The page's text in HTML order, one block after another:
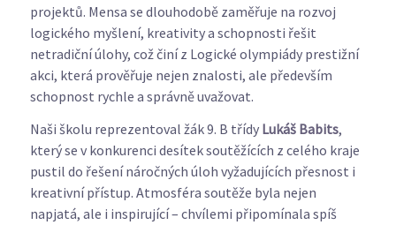
projektů. Mensa se dlouhodobě zaměřuje na rozvoj
logického myšlení, kreativity a schopnosti řešit
netradiční úlohy, což činí z Logické olympiády prestižní
akci, která prověřuje nejen znalosti, ale především
schopnost rychle a správně uvažovat.
Naši školu reprezentoval žák 9. B třídy Lukáš Babits,
který se v konkurenci desítek soutěžících z celého kraje
pustil do řešení náročných úloh vyžadujících přesnost i
kreativní přístup. Atmosféra soutěže byla nejen
napjatá, ale i inspirující – chvílemi připomínala spíš